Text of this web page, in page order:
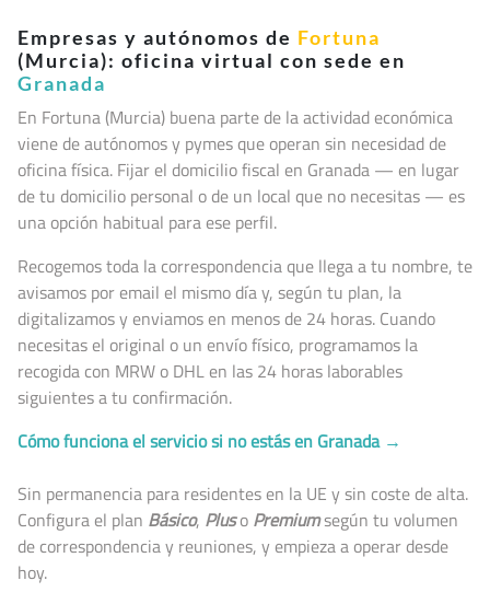
Empresas y autónomos de Fortuna
(Murcia): oficina virtual con sede en
Granada
En Fortuna (Murcia) buena parte de la actividad económica
viene de autónomos y pymes que operan sin necesidad de
oficina física. Fijar el domicilio fiscal en Granada — en lugar
de tu domicilio personal o de un local que no necesitas — es
una opción habitual para ese perfil.
Recogemos toda la correspondencia que llega a tu nombre, te
avisamos por email el mismo día y, según tu plan, la
digitalizamos y enviamos en menos de 24 horas. Cuando
necesitas el original o un envío físico, programamos la
recogida con MRW o DHL en las 24 horas laborables
siguientes a tu confirmación.
Cómo funciona el servicio si no estás en Granada →
Sin permanencia para residentes en la UE y sin coste de alta.
Configura el plan Básico, Pluso Premiumsegún tu volumen
de correspondencia y reuniones, y empieza a operar desde
hoy.